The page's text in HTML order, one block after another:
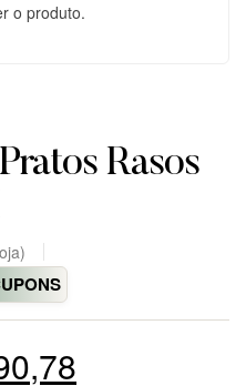
o produto.
Rasos